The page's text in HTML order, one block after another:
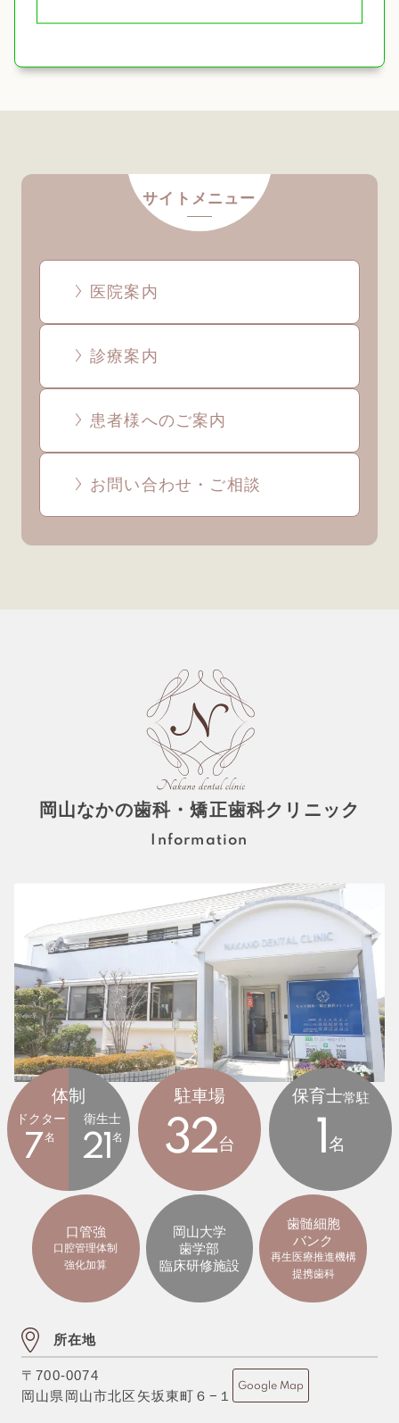
サイトメニュー
医院案内
診療案内
患者様へのご案内
お問い合わせ・ご相談
岡山なかの歯科・矯正歯科クリニック
Information
体制
ドクター
7 名
衛生士
21名
駐車場
32台
保育士常駐
1名
口管強
口腔管理体制
強化加算
岡山大学
歯学部
臨床研修施設
歯髄細胞
バンク
再生医療推進機構
提携歯科
所在地
〒700-0074
岡山県岡山市北区矢坂東町６−１
Google Map